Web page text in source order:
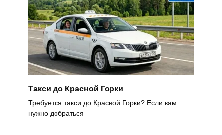
Такси до Красной Горки
Требуется такси до Красной Горки? Если вам
нужно добраться